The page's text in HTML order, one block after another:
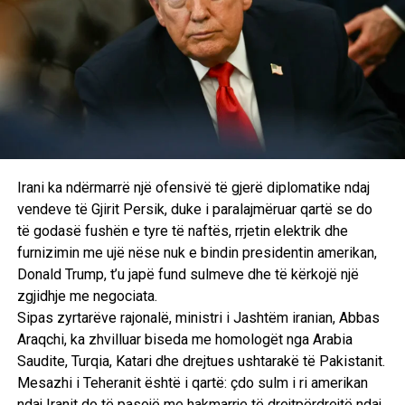
Mbushni një tenxhere me ujë, vendoseni në zjarr të ziejë
dhe shtoni brenda disa degë rozmarine. Kur uji të jetë zier
plotësisht dhe rozmarina të ketë lëshuar të gjithë
ekstraktin e saj, fikni zjarrin dhe lëreni të ftohet pak. Më
pas kulloni ujin me kujdes dhe mund t’a shpërlani kokën me
Gjithashtu mund t’a ruani në shishe të vogla dhe të lyeni
flokët çdo herë pasi bëni dush.
Tonik me rozmarinë
Për këtë trajim do t’ju duhet një përzierje e gjithë çfarë
lexuat më lart.
Në një shishe hidhni gjysmë litri ujë të nxehtë, 5 lugë gjelle
ujë rozmarine si ai që shpjegohet më lart dhe 10 pika vaj
rozmarine.
Lëreni ujin të ftohet, e më pas aplikojeni këtë tonik tek
Irani ka ndërmarrë një ofensivë të gjerë diplomatike ndaj
vendeve të Gjirit Persik, duke i paralajmëruar qartë se do
të godasë fushën e tyre të naftës, rrjetin elektrik dhe
furnizimin me ujë nëse nuk e bindin presidentin amerikan,
Donald Trump, t’u japë fund sulmeve dhe të kërkojë një
zgjidhje me negociata.
Sipas zyrtarëve rajonalë, ministri i Jashtëm iranian, Abbas
Araqchi, ka zhvilluar biseda me homologët nga Arabia
Saudite, Turqia, Katari dhe drejtues ushtarakë të Pakistanit.
Mesazhi i Teheranit është i qartë: çdo sulm i ri amerikan